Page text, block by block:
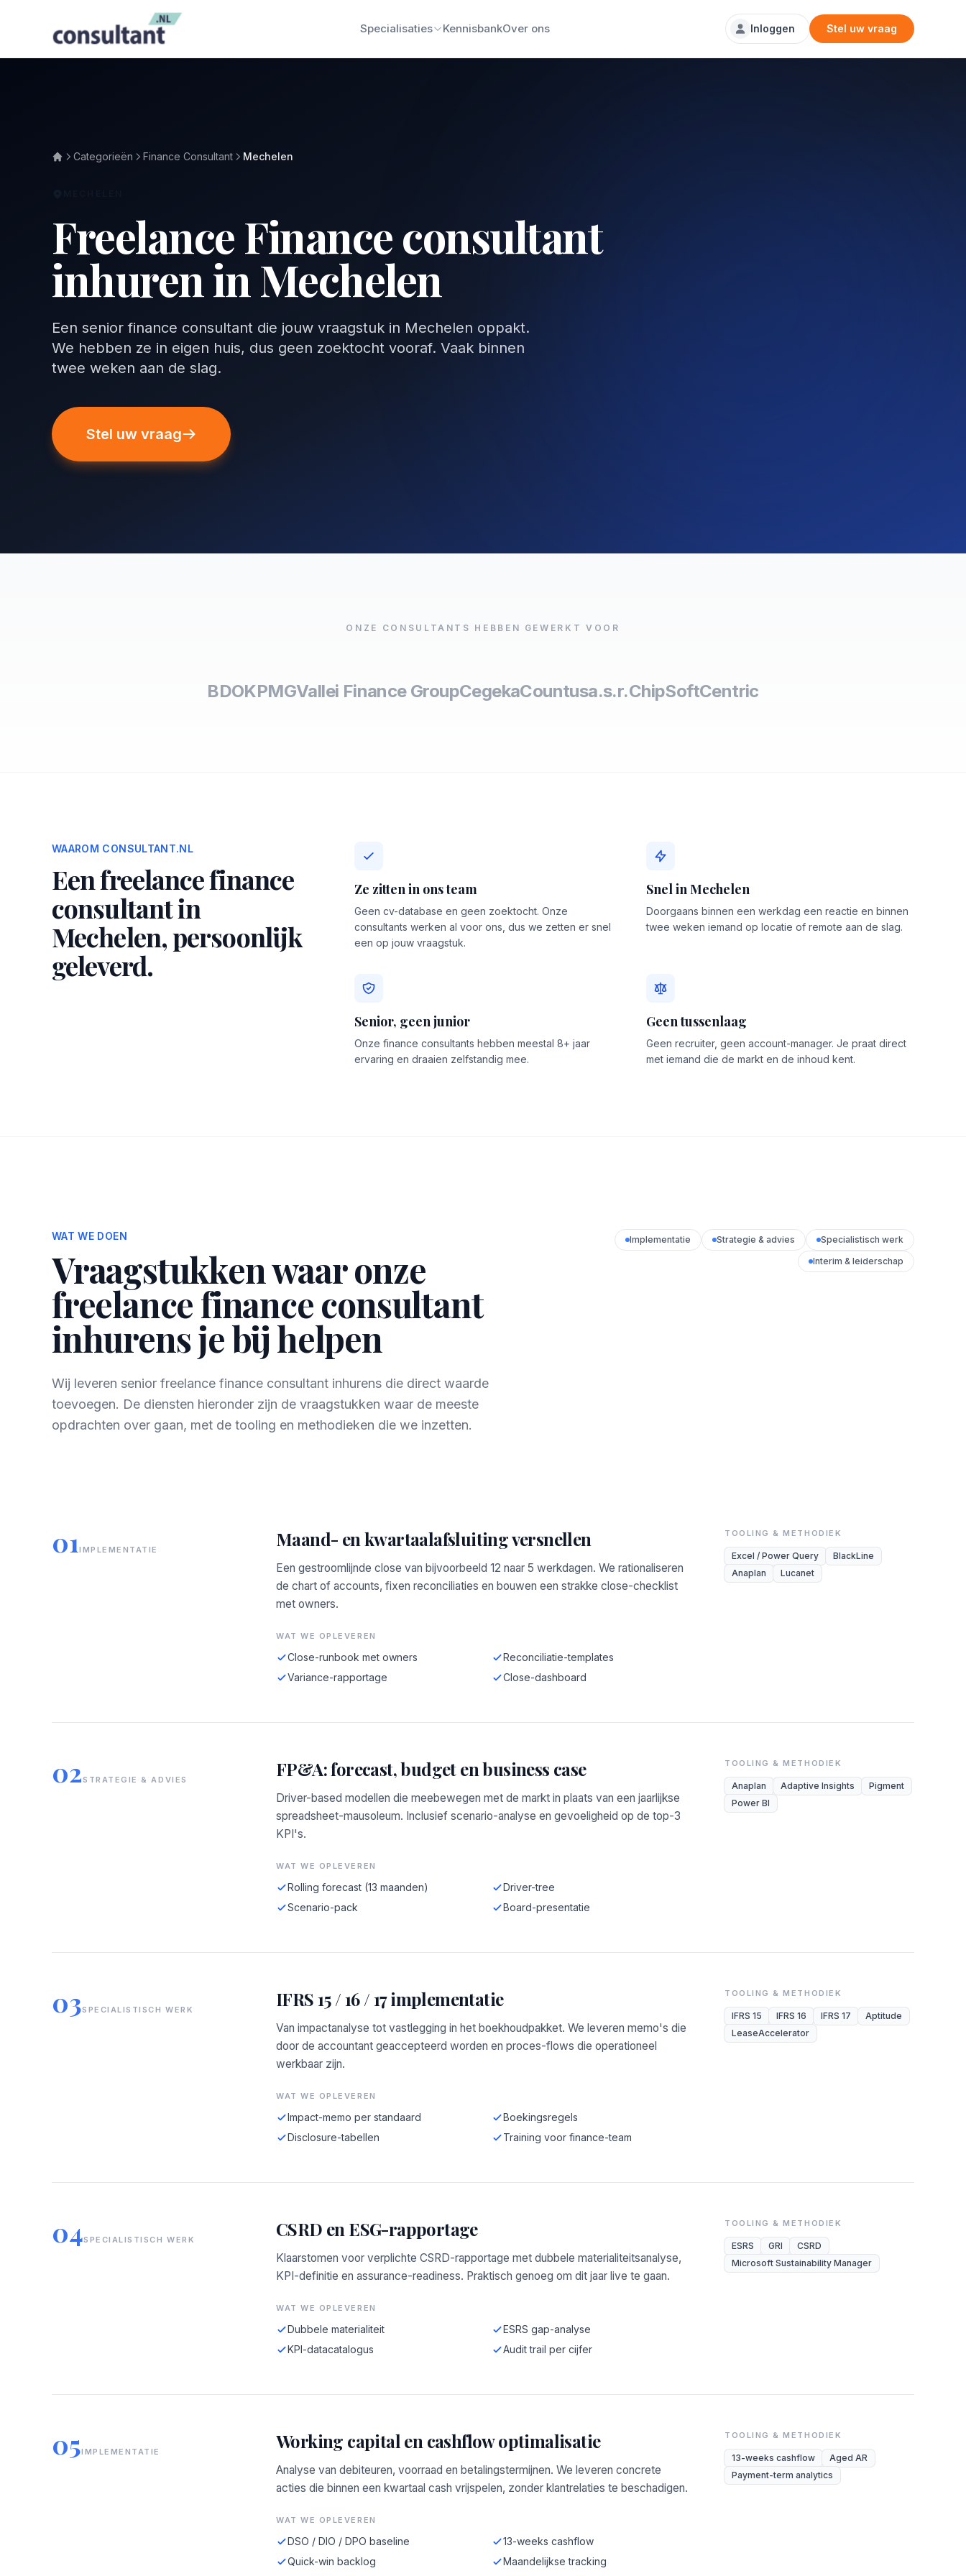
Specialisaties KennisbankOver ons Inloggen Stel uw vraag
Categorieën Finance Consultant Mechelen
Freelance Finance consultant
inhuren in Mechelen
Een senior finance consultant die jouw vraagstuk in Mechelen oppakt.
We hebben ze in eigen huis, dus geen zoektocht vooraf. Vaak binnen
twee weken aan de slag.
Stel uw vraag
ONZE CONSULTANTS HEBBEN GEWERKT VOOR
BDOKPMGVallei Finance GroupCegekaCountusa.s.r.ChipSoftCentric
WAAROM CONSULTANT.NL
Een freelance finance
consultant in
Mechelen, persoonlijk
geleverd.
Ze zitten in ons team
Geen cv-database en geen zoektocht. Onze
consultants werken al voor ons, dus we zetten er snel
een op jouw vraagstuk.
Snel in Mechelen
Doorgaans binnen een werkdag een reactie en binnen
twee weken iemand op locatie of remote aan de slag.
Senior, geen junior
Onze finance consultants hebben meestal 8+ jaar
ervaring en draaien zelfstandig mee.
Geen tussenlaag
Geen recruiter, geen account-manager. Je praat direct
met iemand die de markt en de inhoud kent.
WAT WE DOEN
Vraagstukken waar onze
freelance finance consultant
inhurens je bij helpen
Wij leveren senior freelance finance consultant inhurens die direct waarde
toevoegen. De diensten hieronder zijn de vraagstukken waar de meeste
opdrachten over gaan, met de tooling en methodieken die we inzetten.
Implementatie Strategie & advies
Specialistisch werk
Interim & leiderschap
01 IMPLEMENTATIE Maand- en kwartaalafsluiting versnellen
Een gestroomlijnde close van bijvoorbeeld 12 naar 5 werkdagen. We rationaliseren
de chart of accounts, fixen reconciliaties en bouwen een strakke close-checklist
met owners.
WAT WE OPLEVEREN
Close-runbook met owners
Reconciliatie-templates
Variance-rapportage
Close-dashboard
TOOLING & METHODIEK
Excel / Power Query
BlackLine
Anaplan
Lucanet
02STRATEGIE & ADVIES FP&A: forecast, budget en business case
Driver-based modellen die meebewegen met de markt in plaats van een jaarlijkse
spreadsheet-mausoleum. Inclusief scenario-analyse en gevoeligheid op de top-3
KPI's.
WAT WE OPLEVEREN
Rolling forecast (13 maanden)
Driver-tree
Scenario-pack
Board-presentatie
TOOLING & METHODIEK
Anaplan Adaptive Insights
Pigment
Power BI
03SPECIALISTISCH WERK IFRS 15 / 16 / 17 implementatie
Van impactanalyse tot vastlegging in het boekhoudpakket. We leveren memo's die
door de accountant geaccepteerd worden en proces-flows die operationeel
werkbaar zijn.
WAT WE OPLEVEREN
Impact-memo per standaard
Boekingsregels
Disclosure-tabellen
Training voor finance-team
TOOLING & METHODIEK
IFRS 15 IFRS 16 IFRS 17
Aptitude
LeaseAccelerator
04SPECIALISTISCH WERK CSRD en ESG-rapportage
Klaarstomen voor verplichte CSRD-rapportage met dubbele materialiteitsanalyse,
KPI-definitie en assurance-readiness. Praktisch genoeg om dit jaar live te gaan.
WAT WE OPLEVEREN
Dubbele materialiteit
ESRS gap-analyse
KPI-datacatalogus
Audit trail per cijfer
TOOLING & METHODIEK
ESRS GRI
CSRD
Microsoft Sustainability Manager
05IMPLEMENTATIE Working capital en cashflow optimalisatie
Analyse van debiteuren, voorraad en betalingstermijnen. We leveren concrete
acties die binnen een kwartaal cash vrijspelen, zonder klantrelaties te beschadigen.
WAT WE OPLEVEREN
DSO / DIO / DPO baseline
13-weeks cashflow
Quick-win backlog
Maandelijkse tracking
TOOLING & METHODIEK
13-weeks cashflow
Aged AR
Payment-term analytics